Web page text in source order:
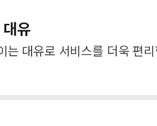
유
는 대유로 서비스를 더욱 편